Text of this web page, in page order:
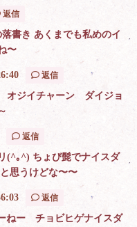
返信
書き あくまでも私めのイ
〜
返信
オジイチャーン ダイジョ
～
返信
(^｡^) ちょび髭でナイスダ
思うけどな〜〜
返信
ねー チョビヒゲナイスダ